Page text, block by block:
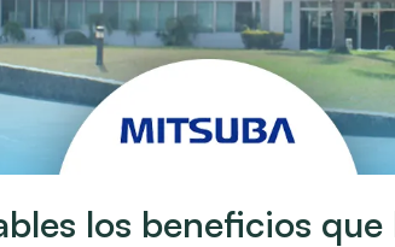
los beneficios